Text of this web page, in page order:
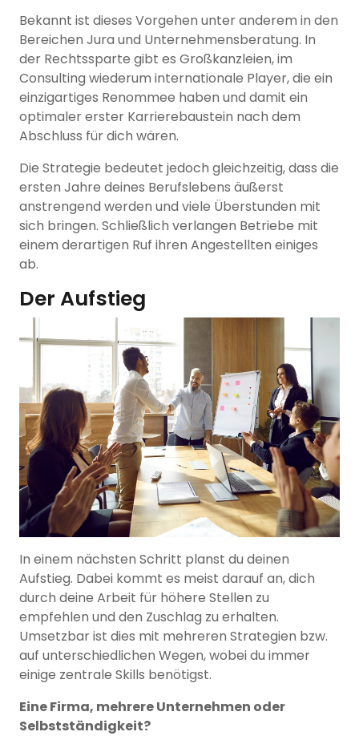
Bekannt ist dieses Vorgehen unter anderem in den
Bereichen Jura und Unternehmensberatung. In
der Rechtssparte gibt es Großkanzleien, im
Consulting wiederum internationale Player, die ein
einzigartiges Renommee haben und damit ein
optimaler erster Karrierebaustein nach dem
Abschluss für dich wären.
Die Strategie bedeutet jedoch gleichzeitig, dass die
ersten Jahre deines Berufslebens äußerst
anstrengend werden und viele Überstunden mit
sich bringen. Schließlich verlangen Betriebe mit
einem derartigen Ruf ihren Angestellten einiges
ab.
Der Aufstieg
In einem nächsten Schritt planst du deinen
Aufstieg. Dabei kommt es meist darauf an, dich
durch deine Arbeit für höhere Stellen zu
empfehlen und den Zuschlag zu erhalten.
Umsetzbar ist dies mit mehreren Strategien bzw.
auf unterschiedlichen Wegen, wobei du immer
einige zentrale Skills benötigst.
Eine Firma, mehrere Unternehmen oder
Selbstständigkeit?